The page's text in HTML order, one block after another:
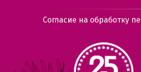
Согласие на обработку